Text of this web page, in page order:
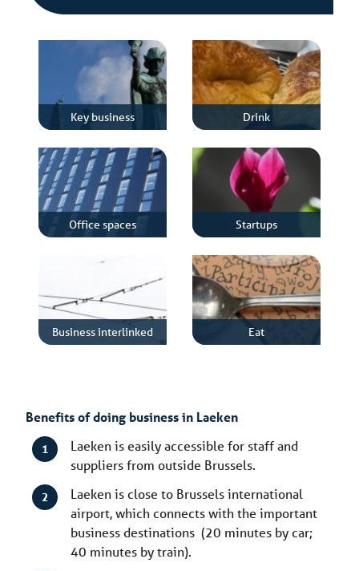
Key business Drink
Office spaces Startups
Business interlinked Eat
Benefits of doing business in Laeken
Laeken is easily accessible for staff and
suppliers from outside Brussels.
Laeken is close to Brussels international
airport, which connects with the important
business destinations (20 minutes by car;
40 minutes by train).